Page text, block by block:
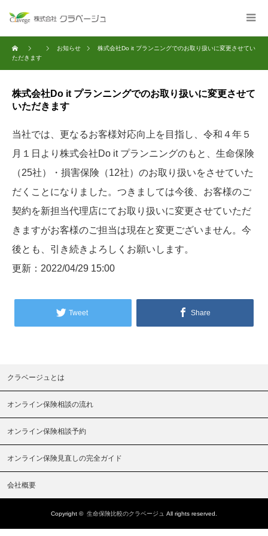
お知らせ
株式会社Do it プランニングでのお取り扱いに変更させてい
ただきます
株式会社Do it プランニングでのお取り扱いに変更させて
いただきます
当社では、更なるお客様対応向上を目指し、令和４年５
月１日より株式会社Do it プランニングのもと、生命保険
（25社）・損害保険（12社）のお取り扱いをさせていた
だくことになりました。つきましては今後、お客様のご
契約を新担当代理店にてお取り扱いに変更させていただ
きますがお客様のご担当は現在と変更ございません。今
後とも、引き続きよろしくお願いします。
更新：2022/04/29 15:00
Tweet Share
クラベージュとは
オンライン保険相談の流れ
オンライン保険相談予約
オンライン保険見直しの完全ガイド
会社概要
Copyright © 生命保険比較のクラベージュ All rights reserved.